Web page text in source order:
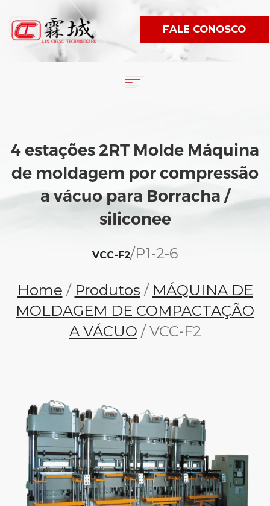
FALE CONOSCO
PRODUTOS
NOTÍCIA
VIDEO
English
ESPAÑOL
PORTUGUÊS
4 estações 2RT Molde Máquina
de moldagem por compressão
a vácuo para Borracha /
siliconee
VCC-F2/P1-2-6
Home / Produtos / MÁQUINA DE
MOLDAGEM DE COMPACTAÇÃO
A VÁCUO / VCC-F2